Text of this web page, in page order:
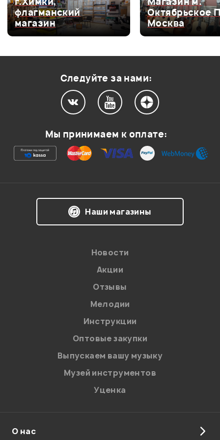
Оценка4
0
Оценка3
0
Ваша оценка:
на обработку персональных данных в
Политикой в отношении обработки
персональных данных.
Введите проверочное число:
Отправить
флагманский
магазин
Октябрьское
Москва
Следуйте за нами:
Мы принимаем к оплате:
Наши магазины
Новости
Акции
Отзывы
Мелодии
Инструкции
Оптовые закупки
Выпускаем вашу музыку
Музей инструментов
Уценка
О нас